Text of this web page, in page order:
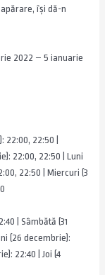
își dă-n
2022 – 5 ianuarie
22:50 |
22:00, 22:50 | Luni
22:50 | Miercuri (3
| Sâmbătă (31
(26 decembrie):
22:40 | Joi (4